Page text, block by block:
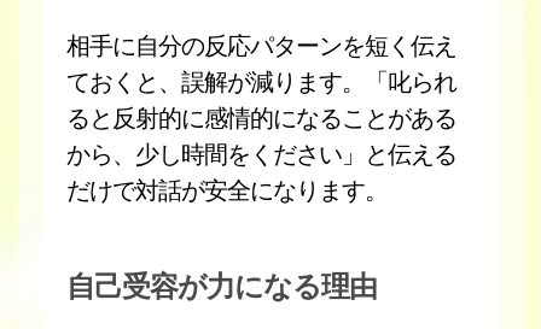
相手に自分の反応パターンを短く伝え
ておくと、誤解が減ります。「叱られ
ると反射的に感情的になることがある
から、少し時間をください」と伝える
だけで対話が安全になります。
自己受容が力になる理由